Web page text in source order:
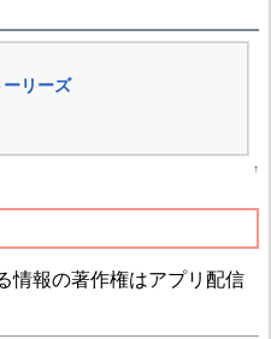
リーズ
↑
情報の著作権はアプリ配信